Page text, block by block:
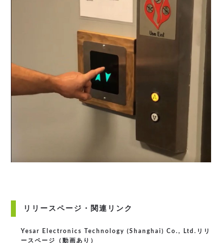
リリースページ・関連リンク
Yesar Electronics Technology (Shanghai) Co., Ltd.リリ
ースページ（動画あり）